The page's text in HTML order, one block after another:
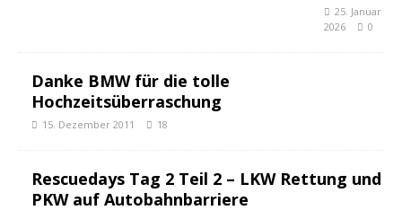
25. Januar
2026
0
Danke BMW für die tolle
Hochzeitsüberraschung
15. Dezember 2011 18
Rescuedays Tag 2 Teil 2 – LKW Rettung und
PKW auf Autobahnbarriere